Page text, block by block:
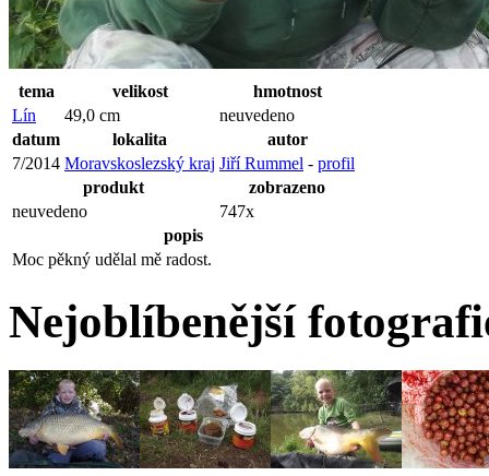
tema velikost
hmotnost
Lín
49,0 cm
neuvedeno
datum
lokalita
autor
7/2014 Moravskoslezský kraj Jiří Rummel - profil
produkt
zobrazeno
neuvedeno
747x
popis
Moc pěkný udělal mě radost.
Nejoblíbenější